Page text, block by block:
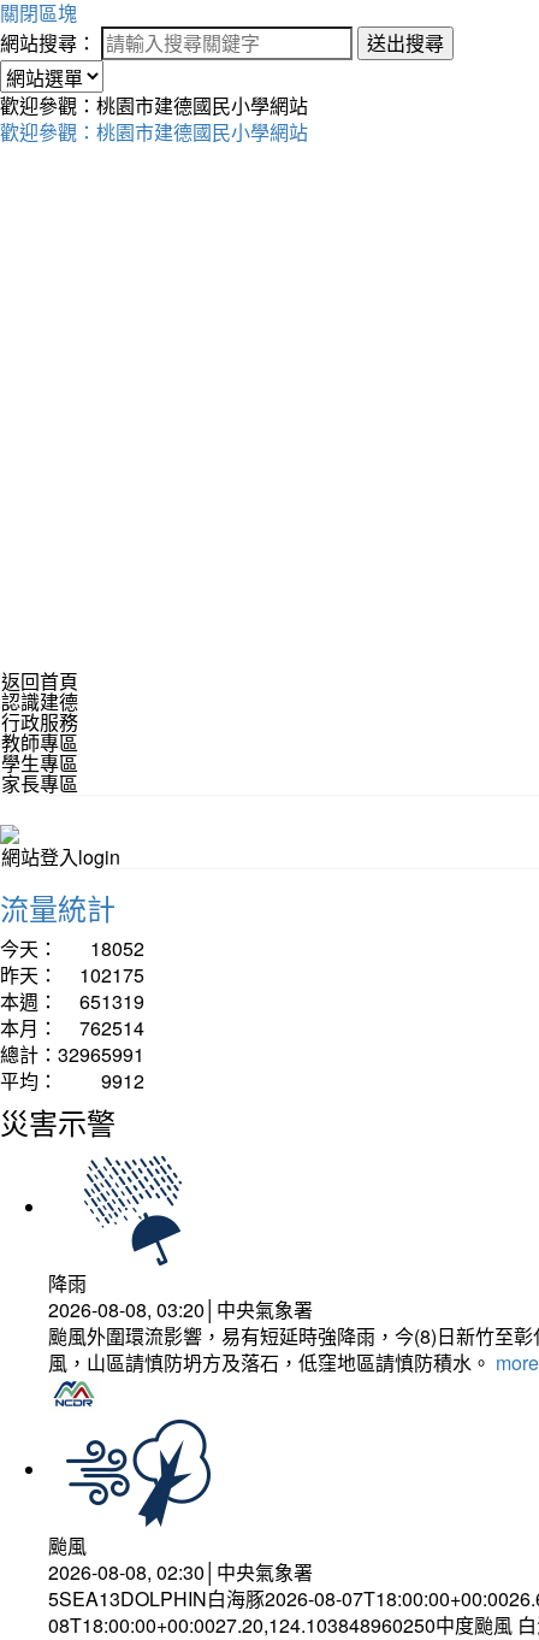
關閉區塊
網站搜尋：
送出搜尋
歡迎參觀：桃園市建德國民小學網站
歡迎參觀：桃園市建德國民小學網站
返回首頁
認識建德
行政服務
教師專區
學生專區
家長專區
網站登入login
流量統計
今天：
18052
昨天：
102175
本週：
651319
本月：
762514
總計： 32965991
平均：
9912
災害示警
降雨
2026-08-08, 03:20│中央氣象署
颱風外圍環流影響，易有短延時強降雨，今(8)日新竹至
風，山區請慎防坍方及落石，低窪地區請慎防積水。
颱風
2026-08-08, 02:30│中央氣象署
5SEA13DOLPHIN白海豚2026-08-
08T18:00:00+00:0027.20,124.103848960250中度颱風